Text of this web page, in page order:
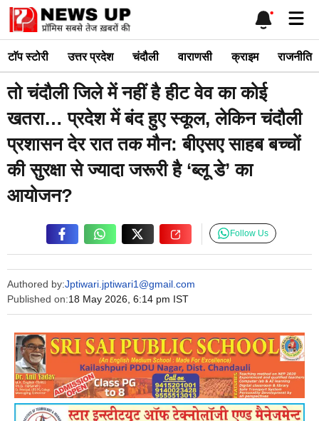
Skip
content
टाॅप स्टोरी उत्तर प्रदेश चंदौली वाराणसी क्राइम राजनीति
तो चंदौली जिले में नहीं है हीट वेव का कोई
खतरा… प्रदेश में बंद हुए स्कूल, लेकिन चंदौली
प्रशासन देर रात तक मौन: बीएसए साहब बच्चों
की सुरक्षा से ज्यादा जरूरी है ‘ब्लू डे’ का
आयोजन?
Authored by:Jptiwari.jptiwari1@gmail.com
Published on:18 May 2026, 6:14 pm IST
Follow Us